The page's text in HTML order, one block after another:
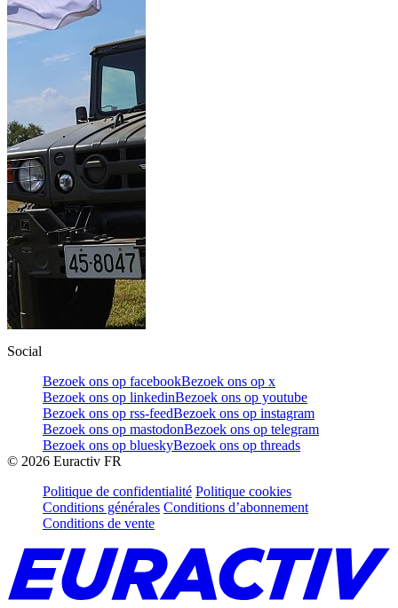
Social
Bezoek ons op facebookBezoek ons op x
Bezoek ons op linkedinBezoek ons op youtube
Bezoek ons op rss-feedBezoek ons op instagram
Bezoek ons op mastodonBezoek ons op telegram
Bezoek ons op blueskyBezoek ons op threads
© 2026 Euractiv FR
Politique de confidentialité Politique cookies
Conditions générales Conditions d’abonnement
Conditions de vente